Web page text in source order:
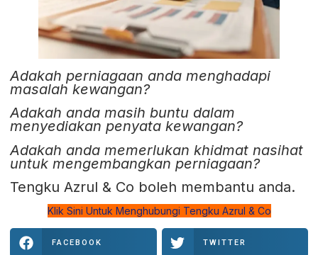
Adakah perniagaan anda menghadapi
masalah kewangan?
Adakah anda masih buntu dalam
menyediakan penyata kewangan?
Adakah anda memerlukan khidmat nasihat
untuk mengembangkan perniagaan?
Tengku Azrul & Co boleh membantu anda.
Klik Sini Untuk Menghubungi Tengku Azrul & Co
FACEBOOK TWITTER